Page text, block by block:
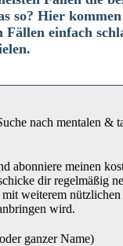
so? Hier
Fällen einfach
nach mentalen &
abonniere meinen
dir regelmäßig
weiterem nützlichen
wird.
ganzer Name)